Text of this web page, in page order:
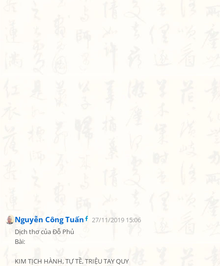
Nguyễn Công Tuấn
27/11/2019 15:06
Dịch thơ của Đỗ Phủ
Bài:
KIM TỊCH HÀNH, TỰ TỀ, TRIỆU TAY QUY